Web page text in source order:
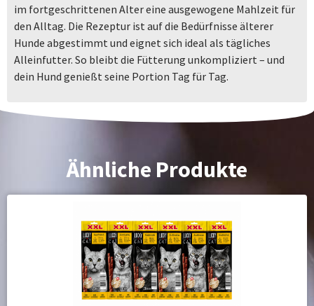
im fortgeschrittenen Alter eine ausgewogene Mahlzeit für
den Alltag. Die Rezeptur ist auf die Bedürfnisse älterer
Hunde abgestimmt und eignet sich ideal als tägliches
Alleinfutter. So bleibt die Fütterung unkompliziert – und
dein Hund genießt seine Portion Tag für Tag.
Ähnliche Produkte